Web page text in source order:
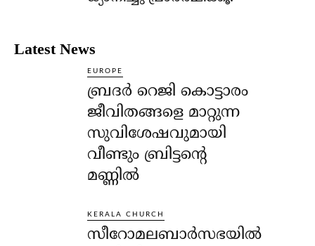
Latest News
EUROPE
ബ്രദർ റെജി കൊട്ടാരം
ജീവിതങ്ങളെ മാറ്റുന്ന
സുവിശേഷവുമായി
വീണ്ടും ബ്രിട്ടന്റെ
മണ്ണിൽ
KERALA CHURCH
സീറോമലബാർസഭയിൽ